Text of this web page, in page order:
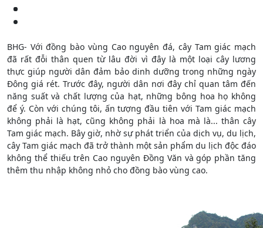
BHG- Với đồng bào vùng Cao nguyên đá, cây Tam giác mạch
đã rất đỗi thân quen từ lâu đời vì đây là một loại cây lương
thực giúp người dân đảm bảo dinh dưỡng trong những ngày
Đông giá rét. Trước đây, người dân nơi đây chỉ quan tâm đến
năng suất và chất lượng của hạt, những bông hoa họ không
để ý. Còn với chúng tôi, ấn tượng đầu tiên với Tam giác mạch
không phải là hạt, cũng không phải là hoa mà là... thân cây
Tam giác mạch. Bây giờ, nhờ sự phát triển của dịch vụ, du lịch,
cây Tam giác mạch đã trở thành một sản phẩm du lịch độc đáo
không thể thiếu trên Cao nguyên Đồng Văn và góp phần tăng
thêm thu nhập không nhỏ cho đồng bào vùng cao.